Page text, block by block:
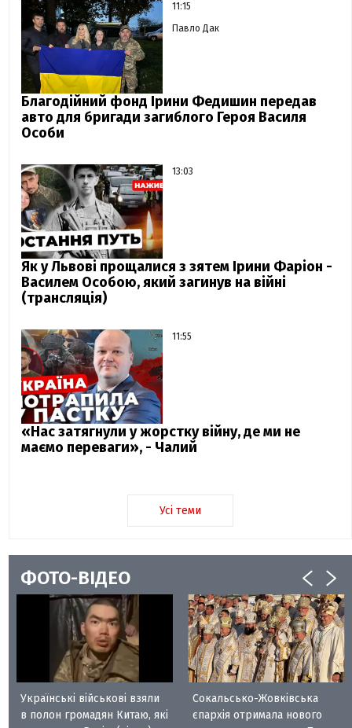
11:15
Павло Дак
Благодійний фонд Ірини Федишин передав
авто для бригади загиблого Героя Василя
Особи
13:03
Як у Львові прощалися з зятем Ірини Фаріон -
Василем Особою, який загинув на війні
(трансляція)
11:55
«Нас затягнули у жорстку війну, де ми не
маємо переваги», - Чалий
Усі теми
ФОТО-ВІДЕО
Українські військові взяли
в полон громадян Китаю, які
Сокальсько-Жовківська
єпархія отримала нового